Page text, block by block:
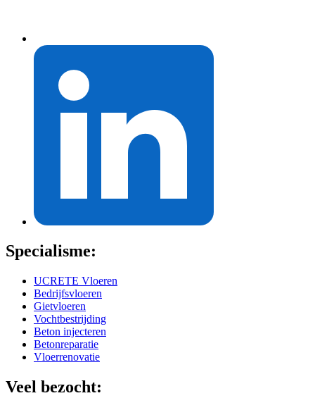
Specialisme:
UCRETE Vloeren
Bedrijfsvloeren
Gietvloeren
Vochtbestrijding
Beton injecteren
Betonreparatie
Vloerrenovatie
Veel bezocht: